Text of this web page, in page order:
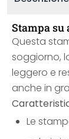
Stampa su
Questa
soggiorno,
leggero e
anche in
Le